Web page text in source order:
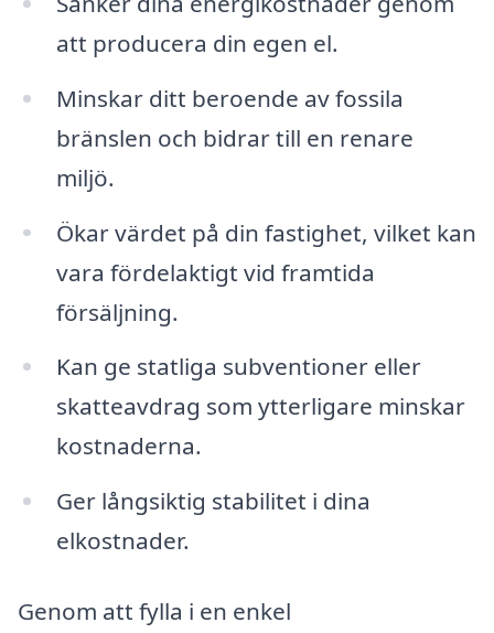
att producera din egen el.
Minskar ditt beroende av fossila
bränslen och bidrar till en renare
miljö.
Ökar värdet på din fastighet, vilket kan
vara fördelaktigt vid framtida
försäljning.
Kan ge statliga subventioner eller
skatteavdrag som ytterligare minskar
kostnaderna.
Ger långsiktig stabilitet i dina
elkostnader.
Genom att fylla i en enkel